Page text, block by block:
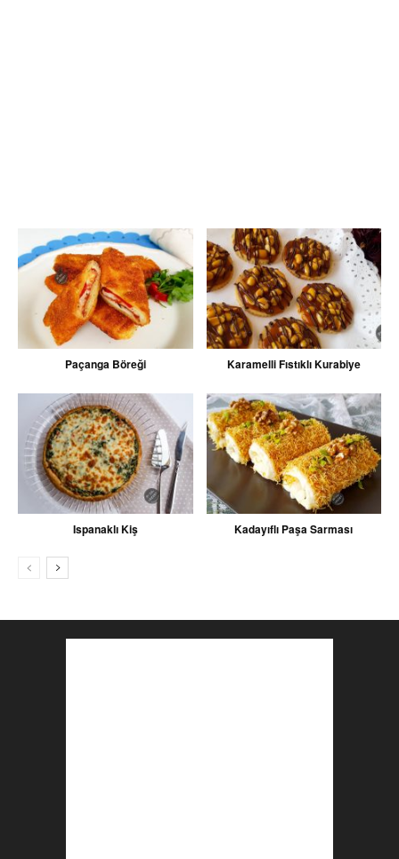
Paçanga Böreği Karamelli Fıstıklı Kurabiye
Ispanaklı Kiş Kadayıflı Paşa Sarması